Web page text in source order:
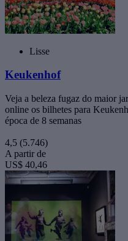
Lisse
Keukenhof
Veja a beleza fugaz do maior
online os bilhetes para
época de 8 semanas
4,5 (5.746)
A partir de
US$ 40,46